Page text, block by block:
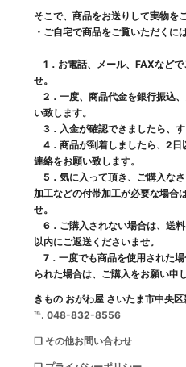
そこで、商品をお送りして実物を
・ご自宅で商品をご覧いただく
1．お電話、メール、FAXなど
せ。
2．一度、商品代金を銀行振込
い致します。
3．入金が確認できましたら、す
4．商品が到着しましたら、2日
連絡をお願い致します。
5．気に入って頂き、ご購入な
加工などの付帯加工が必要な場合
せ。
6．ご購入されない場合は、送
以内にご返送くださいませ。
7．一度でも商品を使用された
られた場合は、ご購入をお願い申
きもの おがわ屋 さいたま市中央
℡. 048-832-8556
❑ その他お問い合わせ